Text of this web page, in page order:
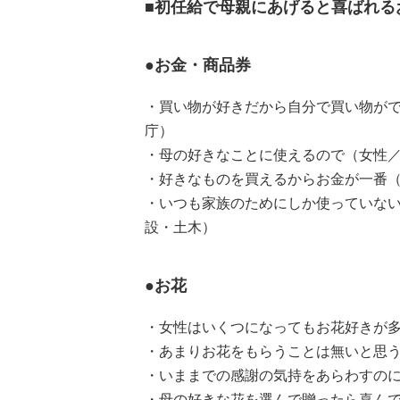
■初任給で母親にあげると喜ばれ
●お金・商品券
・買い物が好きだから自分で買い物が
庁）
・母の好きなことに使えるので（女性
・好きなものを買えるからお金が一番
・いつも家族のためにしか使っていな
設・土木）
●お花
・女性はいくつになってもお花好きが
・あまりお花をもらうことは無いと思
・いままでの感謝の気持をあらわすの